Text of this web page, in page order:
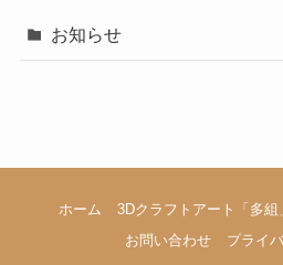
お知らせ
ホーム 3Dクラフトアート「多組
お問い合わせ
プライ